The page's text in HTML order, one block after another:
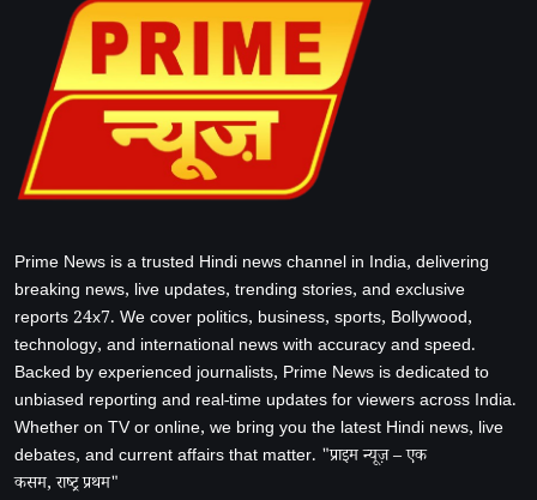
Prime News is a trusted Hindi news channel in India, delivering
breaking news, live updates, trending stories, and exclusive
reports 24x7. We cover politics, business, sports, Bollywood,
technology, and international news with accuracy and speed.
Backed by experienced journalists, Prime News is dedicated to
unbiased reporting and real-time updates for viewers across India.
Whether on TV or online, we bring you the latest Hindi news, live
debates, and current affairs that matter. "प्राइम न्यूज़ – एक
कसम, राष्ट्र प्रथम"